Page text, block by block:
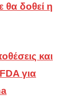
θα δοθεί η
και
για